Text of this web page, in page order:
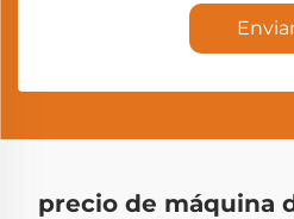
precio de máquina